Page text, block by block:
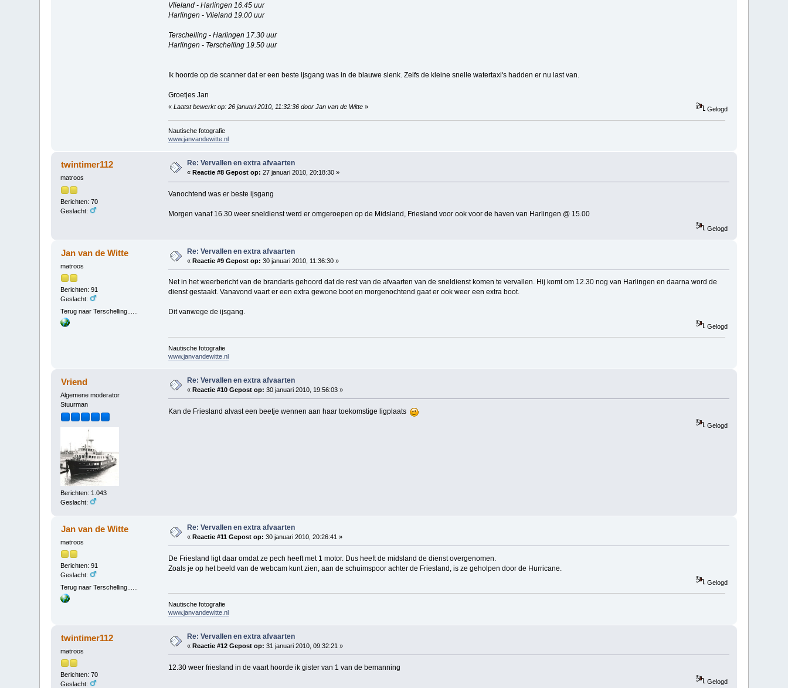
Vlieland - Harlingen 16.45 uur
Harlingen - Vlieland 19.00 uur
Terschelling - Harlingen 17.30 uur
Harlingen - Terschelling 19.50 uur
Ik hoorde op de scanner dat er een beste ijsgang was in de blauwe slenk. Zelfs de kleine snelle watertaxi's hadden er nu last van.
Groetjes Jan
« Laatst bewerkt op: 26 januari 2010, 11:32:36 door Jan van de Witte» Gelogd
Nautische fotografie
www.janvandewitte.nl
twintimer112
matroos
Berichten: 70
Geslacht:
Re: Vervallen en extra afvaarten
« Reactie #8 Gepost op: 27 januari 2010, 20:18:30 »
Vanochtend was er beste ijsgang
Morgen vanaf 16.30 weer sneldienst werd er omgeroepen op de Midsland, Friesland voor ook voor de haven van Harlingen @ 15.00
Gelogd
Jan van de Witte
matroos
Berichten: 91
Geslacht:
Terug naar Terschelling......
Re: Vervallen en extra afvaarten
«Reactie #9 Gepost op: 30 januari 2010, 11:36:30 »
Net in het weerbericht van de brandaris gehoord dat de rest van de afvaarten van de sneldienst komen te vervallen. Hij komt om 12.30 nog van Harlingen en daarna word de
dienst gestaakt. Vanavond vaart er een extra gewone boot en morgenochtend gaat er ook weer een extra boot.
Dit vanwege de ijsgang.
Gelogd
Nautische fotografie
www.janvandewitte.nl
Vriend
Algemene moderator
Stuurman
Berichten: 1.043
Geslacht:
Re: Vervallen en extra afvaarten
«Reactie #10 Gepost op: 30 januari 2010, 19:56:03 »
Kan de Friesland alvast een beetje wennen aan haar toekomstige ligplaats
Gelogd
Jan van de Witte
matroos
Berichten: 91
Geslacht:
Terug naar Terschelling......
Re: Vervallen en extra afvaarten
«Reactie #11 Gepost op: 30 januari 2010, 20:26:41 »
De Friesland ligt daar omdat ze pech heeft met 1 motor. Dus heeft de midsland de dienst overgenomen.
Zoals je op het beeld van de webcam kunt zien, aan de schuimspoor achter de Friesland, is ze geholpen door de Hurricane.
Gelogd
Nautische fotografie
www.janvandewitte.nl
twintimer112
matroos
Berichten: 70
Geslacht:
Re: Vervallen en extra afvaarten
«Reactie #12 Gepost op: 31 januari 2010, 09:32:21 »
12.30 weer friesland in de vaart hoorde ik gister van 1 van de bemanning
Gelogd